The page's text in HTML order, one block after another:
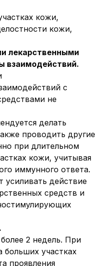
кожи,
кожи,
лекарственными
взаимодействий.
с
не
делать
проводить другие
при длительном
кожи, учитывая
иммунного ответа.
действие
средств и
2 недель. При
участках
проявления